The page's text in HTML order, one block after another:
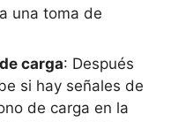
una toma de
carga: Después
si hay señales de
de carga en la